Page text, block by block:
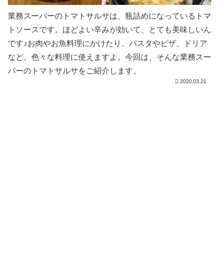
業務スーパーのトマトサルサは、瓶詰めになっているトマ
トソースです。ほどよい辛みが効いて、とても美味しいん
です♪お肉やお魚料理にかけたり、パスタやピザ、ドリア
など、色々な料理に使えますよ。今回は、そんな業務スー
パーのトマトサルサをご紹介します。
2020.03.21